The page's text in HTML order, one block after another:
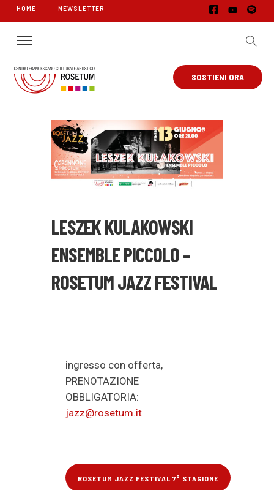
HOME NEWSLETTER
SOSTIENI ORA
LESZEK KULAKOWSKI
ENSEMBLE PICCOLO –
ROSETUM JAZZ FESTIVAL
ingresso con offerta,
PRENOTAZIONE
OBBLIGATORIA:
jazz@rosetum.it
ROSETUM JAZZ FESTIVAL 7° STAGIONE